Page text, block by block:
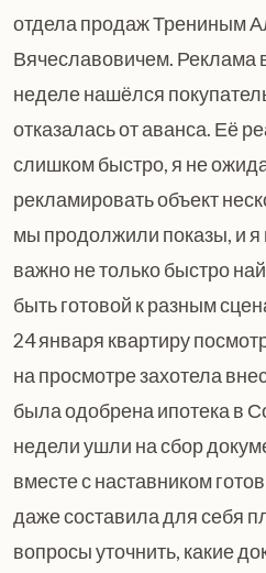
отдела продаж Трениным
Вячеславовичем. Реклама
неделе нашёлся
отказалась от аванса. Её
слишком быстро, я не
рекламировать объект
мы продолжили показы, и
важно не только быстро
быть готовой к разным
24 января квартиру
на просмотре захотела
была одобрена ипотека в
недели ушли на сбор
вместе с наставником
даже составила для себя
вопросы уточнить, какие